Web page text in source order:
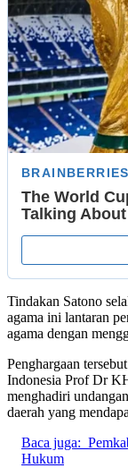
Tindakan Satono
agama ini lantaran
agama dengan
Penghargaan
Indonesia Prof Dr
menghadiri
daerah yang
Baca juga:
Hukum